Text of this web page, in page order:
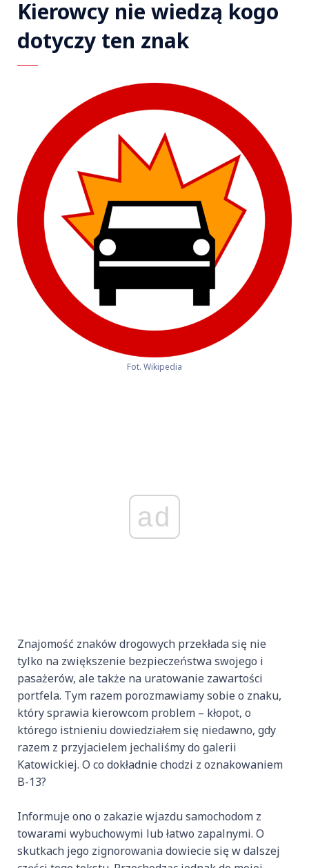
Kierowcy nie wiedzą kogo
dotyczy ten znak
Fot. Wikipedia
ad
Znajomość znaków drogowych przekłada się nie
tylko na zwiększenie bezpieczeństwa swojego i
pasażerów, ale także na uratowanie zawartości
portfela. Tym razem porozmawiamy sobie o znaku,
który sprawia kierowcom problem – kłopot, o
którego istnieniu dowiedziałem się niedawno, gdy
razem z przyjacielem jechaliśmy do galerii
Katowickiej. O co dokładnie chodzi z oznakowaniem
B-13?
Informuje ono o zakazie wjazdu samochodom z
towarami wybuchowymi lub łatwo zapalnymi. O
skutkach jego zignorowania dowiecie się w dalszej